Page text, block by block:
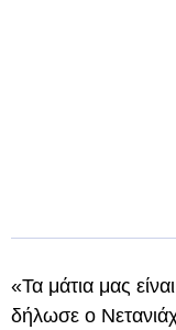
«Τα μάτια μας
δήλωσε ο